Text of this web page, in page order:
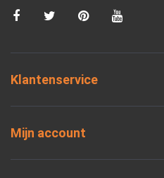
Klantenservice
Mijn account